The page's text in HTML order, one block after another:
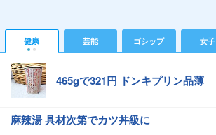
健康 芸能 ゴシップ 女子
465gで321円 ドンキプリン品薄
麻辣湯 具材次第でカツ丼級に